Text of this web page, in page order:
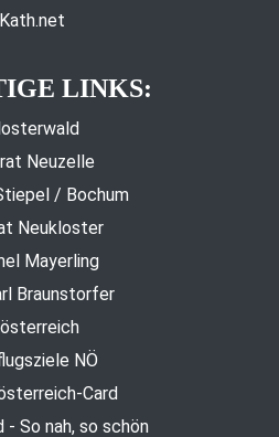
Kath.net
LINKS:
Neuzelle
/ Bochum
Neukloster
Mayerling
Braunstorfer
NÖ
Card
- So nah, so schön